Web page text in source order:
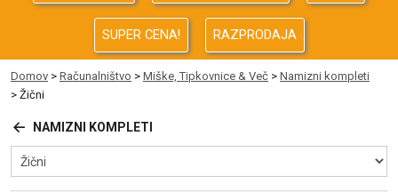
Računalništvo
Računalništvo za podjetja
Avdio Video Foto
Energija
SUPER CENA! RAZPRODAJA
Domov > Računalništvo > Miške, Tipkovnice & Več > Namizni kompleti
> Žični
NAMIZNI KOMPLETI